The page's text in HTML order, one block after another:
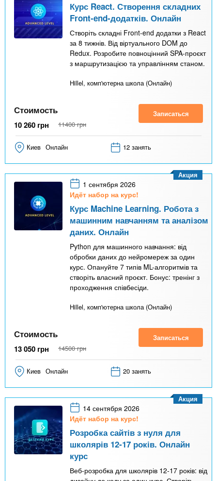
Курс React. Створення складних
Front-end-додатків. Онлайн
Створіть складні Front-end додатки з React
за 8 тижнів. Від віртуального DOM до
Redux. Розробите повноцінний SPA-проєкт
з маршрутизацією та управлінням станом.
Hillel, комп'ютерна школа (Онлайн)
Стоимость
10 260 грн 11400 грн
Записаться
Киев Онлайн 12 занять
1 сентября 2026
Идёт набор на курс!
Курс Machine Learning. Робота з
машинним навчанням та аналізом
даних. Онлайн
Python для машинного навчання: від
обробки даних до нейромереж за один
курс. Опануйте 7 типів ML-алгоритмів та
створіть власний проєкт. Бонус: тренінг з
проходження співбесіди.
Hillel, комп'ютерна школа (Онлайн)
Акция
Стоимость
13 050 грн 14500 грн
Записаться
Киев Онлайн 20 занять
14 сентября 2026
Идёт набор на курс!
Розробка сайтів з нуля для
школярів 12-17 років. Онлайн
курс
Веб-розробка для школярів 12-17 років: від
Акция